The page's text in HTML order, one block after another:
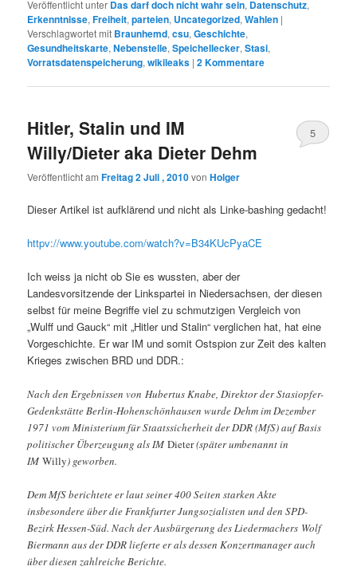
Veröffentlicht unter Das darf doch nicht wahr sein, Datenschutz,
Erkenntnisse,Freiheit,parteien, Uncategorized,Wahlen |
Verschlagwortet mit Braunhemd,csu,Geschichte,
Gesundheitskarte,Nebenstelle,Speichellecker,Stasi,
Vorratsdatenspeicherung,wikileaks |2Kommentare
Hitler, Stalin und IM
Willy/Dieter aka Dieter Dehm
Veröffentlicht amFreitag 2 Juli , 2010vonHolger
5
Dieser Artikel ist aufklärend und nicht als Linke-bashing gedacht!
httpv://www.youtube.com/watch?v=B34KUcPyaCE
Ich weiss ja nicht ob Sie es wussten, aber der
Landesvorsitzende der Linkspartei in Niedersachsen, der diesen
selbst für meine Begriffe viel zu schmutzigen Vergleich von
„Wulff und Gauck“ mit „Hitler und Stalin“ verglichen hat, hat eine
Vorgeschichte. Er war IM und somit Ostspion zur Zeit des kalten
Krieges zwischen BRD und DDR.:
Nach den Ergebnissen von Hubertus Knabe, Direktor der Stasiopfer-
Gedenkstätte Berlin-Hohenschönhausen wurde Dehm im Dezember
1971 vom Ministerium für Staatssicherheit der DDR (MfS) auf Basis
politischer Überzeugung als IMDieter(später umbenannt in
IMWilly) geworben.
Dem MfS berichtete er laut seiner 400 Seiten starken Akte
insbesondere über die Frankfurter Jungsozialisten und den SPD-
Bezirk Hessen-Süd. Nach der Ausbürgerung des Liedermachers Wolf
Biermann aus der DDR lieferte er als dessen Konzertmanager auch
über diesen zahlreiche Berichte.